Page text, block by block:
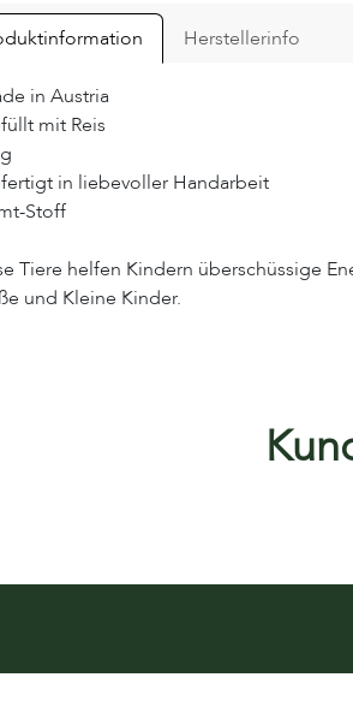
Herstellerinfo
in Austria
mit Reis
in liebevoller Handarbeit
Stoff
Tiere helfen Kindern überschüssige
und Kleine Kinder.